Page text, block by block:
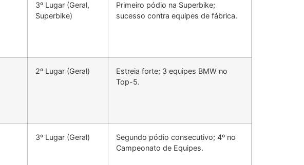
3º Lugar (Geral,
Superbike)
Primeiro pódio na Superbike;
sucesso contra equipes de fábrica.
2º Lugar (Geral)
Estreia forte; 3 equipes BMW no
Top-5.
3º Lugar (Geral)
Segundo pódio consecutivo; 4º no
Campeonato de Equipes.